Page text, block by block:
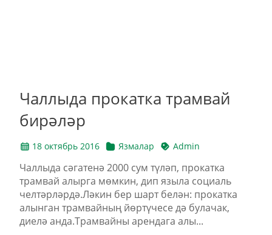
Чаллыда прокатка трамвай
бирәләр
18 октябрь 2016 Язмалар Admin
Чаллыда сәгатенә 2000 сум түләп, прокатка
трамвай алырга мөмкин, дип языла социаль
челтәрләрдә.Ләкин бер шарт белән: прокатка
алынган трамвайның йөртүчесе дә булачак,
диелә анда.Трамвайны арендага алы...